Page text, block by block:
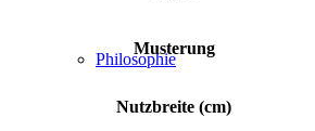
Philosophie
Musterung
Nutzbreite (cm)